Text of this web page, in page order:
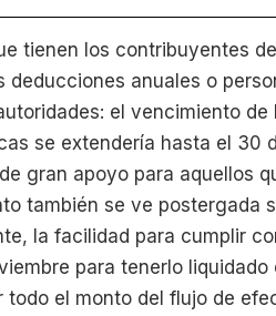
tienen los contribuyentes
deducciones anuales o
el vencimiento
se extendería hasta el 30
gran apoyo para aquellos
también se ve postergada
la facilidad para cumplir
para tenerlo
todo el monto del flujo de